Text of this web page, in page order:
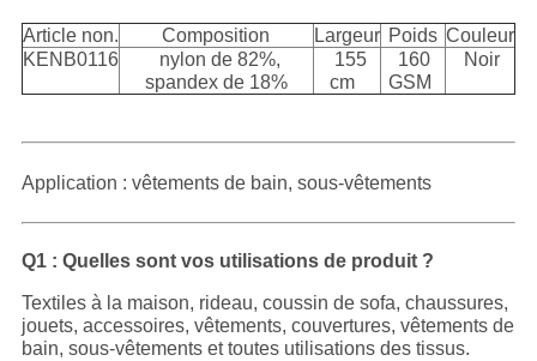
Article non. Composition Largeur Poids Couleur
KENB0116
nylon de 82%,
spandex de 18%
155
cm
160
GSM
Noir
Application : vêtements de bain, sous-vêtements
Q1 : Quelles sont vos utilisations de produit ?
Textiles à la maison, rideau, coussin de sofa, chaussures,
jouets, accessoires, vêtements, couvertures, vêtements de
bain, sous-vêtements et toutes utilisations des tissus.